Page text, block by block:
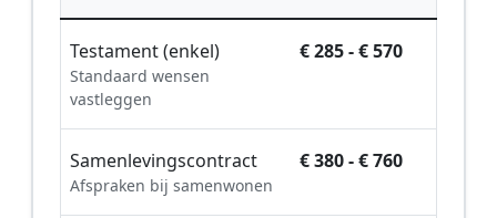
Testament (enkel)
Standaard wensen
vastleggen
€ 285 - € 570
Samenlevingscontract
Afspraken bij samenwonen
€ 380 - € 760